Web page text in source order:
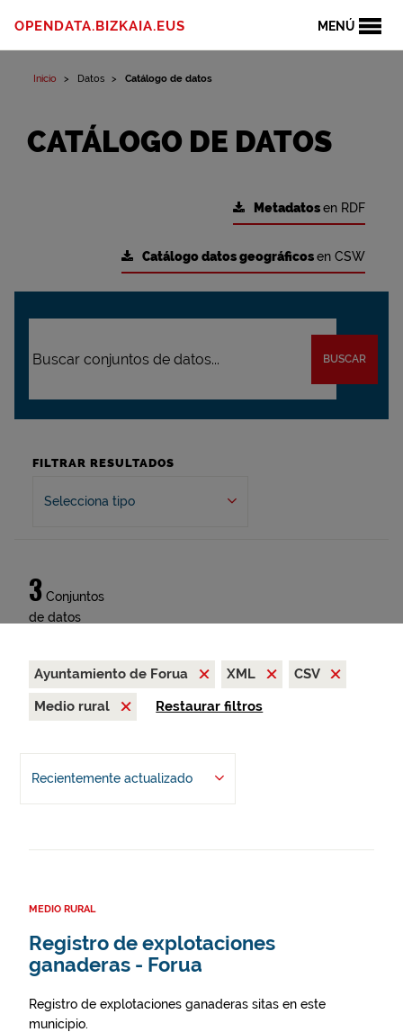
MENÚ
OPENDATA.BIZKAIA.EUS
Inicio Datos Catálogo de datos
CATÁLOGO DE DATOS
Metadatosen RDF
Catálogo datos geográficosen CSW
BUSCAR
FILTRAR RESULTADOS
Selecciona tipo
3 Conjuntos
de datos
Ayuntamiento de Forua XML
CSV
Medio rural
Restaurar filtros
Recientemente actualizado
MEDIO RURAL
Registro de explotaciones
ganaderas - Forua
Registro de explotaciones ganaderas sitas en este
municipio.